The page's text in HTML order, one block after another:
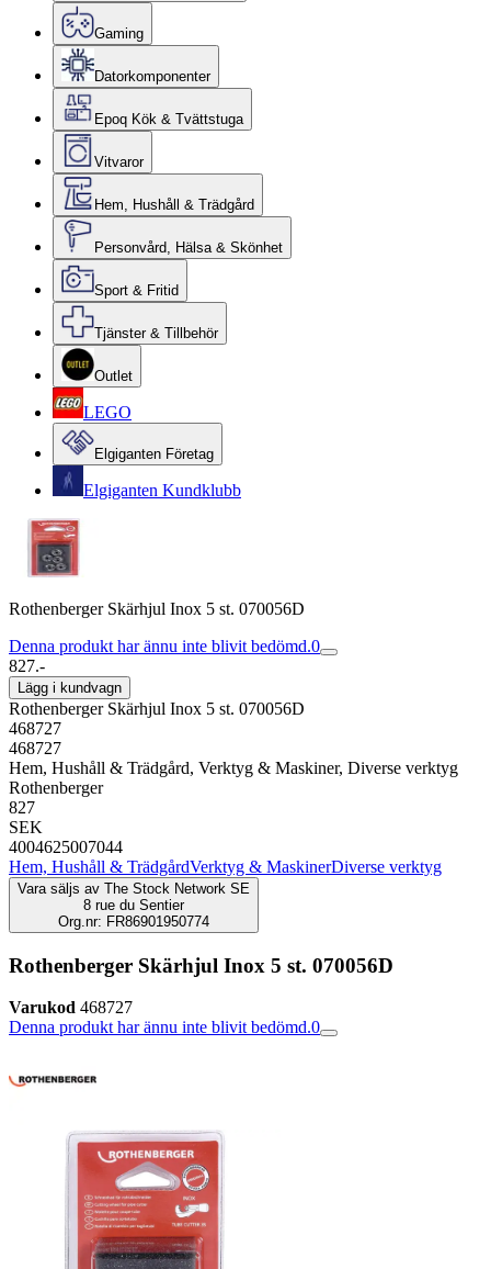
Gaming
Datorkomponenter
Epoq Kök & Tvättstuga
Vitvaror
Hem, Hushåll & Trädgård
Personvård, Hälsa & Skönhet
Sport & Fritid
Tjänster & Tillbehör
Outlet
LEGO
Elgiganten Företag
Elgiganten Kundklubb
Rothenberger Skärhjul Inox 5 st. 070056D
Denna produkt har ännu inte blivit bedömd.0
827.-
Lägg i kundvagn
Rothenberger Skärhjul Inox 5 st. 070056D
468727
468727
Hem, Hushåll & Trädgård, Verktyg & Maskiner, Diverse verktyg
Rothenberger
827
SEK
4004625007044
Hem, Hushåll & TrädgårdVerktyg & MaskinerDiverse verktyg
Vara säljs av The Stock Network SE
8 rue du Sentier
Org.nr: FR86901950774
Rothenberger Skärhjul Inox 5 st. 070056D
Varukod 468727
Denna produkt har ännu inte blivit bedömd.0